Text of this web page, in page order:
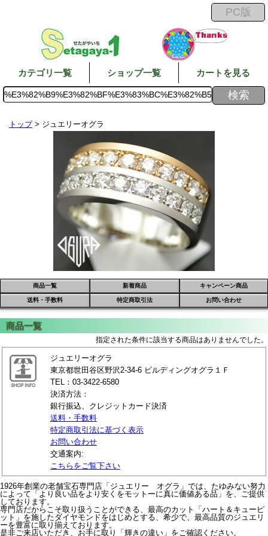
カテゴリ一覧 ショップ一覧 カートを見る
トップ> ジュエリーオグラ
商品一覧 新着商品 キャンペーン商品
送料・手数料 特定商取引法 お問い合わせ
指定された条件に該当する商品はありませんでした。
ジュエリーオグラ
東京都世田谷区野沢2-34-6 ビルディングオグラ１Ｆ
TEL：03-3422-6580
決済方法：
銀行振込、クレジットカード決済
送料・手数料
特定商取引法に基づく表示
お問い合わせ
交通案内:
こちらをご覧下さい
1926年創業の老舗宝石専門店「ジュエリー オグラ」では、たゆみない努力
によって「より良い品をより安くをモットーに真に価値ある品」を、ご提供
しております。
専門店だからこそ取り扱うことができる、最高のカット「ハート＆キューピ
ット」を施したダイヤモンドをはじめとする、希少で、最高品質のジュエリ
ーを豊富に取り揃えております。
是非ご来店いただき、お手に取り「輝きの違い」をご確認ください。